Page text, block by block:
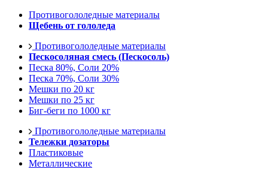
Противогололедные материалы
Щебень от гололеда
Противогололедные материалы
Пескосоляная смесь (Пескосоль)
Песка 80%, Соли 20%
Песка 70%, Соли 30%
Мешки по 20 кг
Мешки по 25 кг
Биг-беги по 1000 кг
Противогололедные материалы
Тележки дозаторы
Пластиковые
Металлические